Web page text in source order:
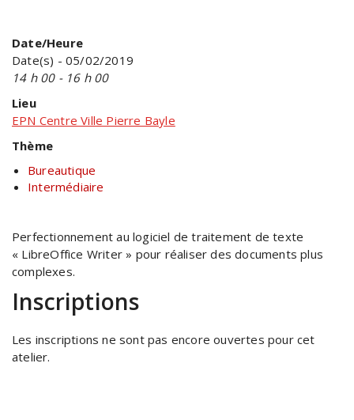
Date/Heure
Date(s) - 05/02/2019
14 h 00 - 16 h 00
Lieu
EPN Centre Ville Pierre Bayle
Thème
Bureautique
Intermédiaire
Perfectionnement au logiciel de traitement de texte
« LibreOffice Writer » pour réaliser des documents plus
complexes.
Inscriptions
Les inscriptions ne sont pas encore ouvertes pour cet
atelier.